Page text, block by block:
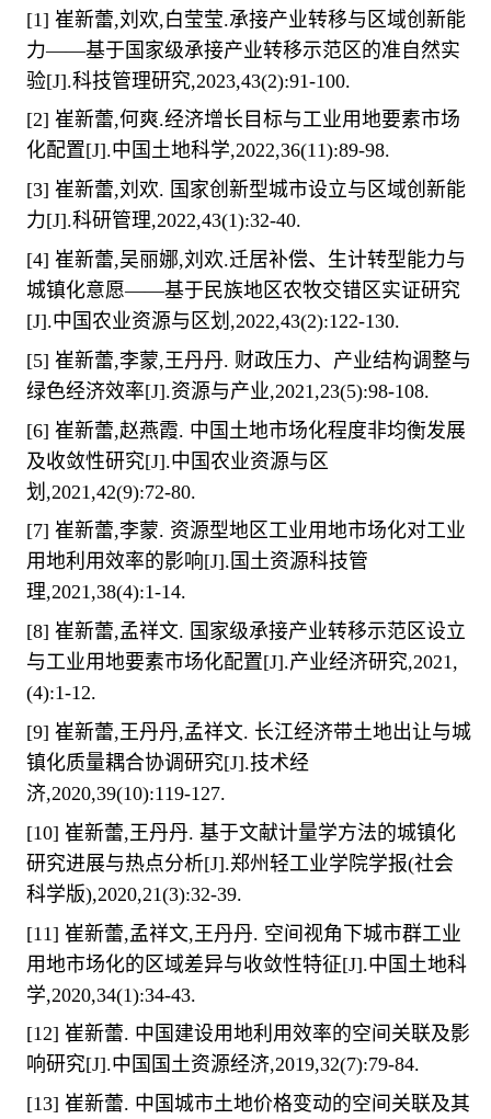
[1] 崔新蕾,刘欢, 白莹莹.承接产业转移与区域创新能
力——基于国家级承接产业转移示范区的准自然实
验[J].科技管理研究,2023,43(2):91-100.
[2] 崔新蕾,何爽.经济增长目标与工业用地要素市场
化配置[J].中国土地科学,2022,36(11):89-98.
[3] 崔新蕾,刘欢. 国家创新型城市设立与区域创新能
力[J].科研管理,2022,43(1):32-40.
[4] 崔新蕾,吴丽娜,刘欢.迁居补偿、生计转型能力与
城镇化意愿——基于民族地区农牧交错区实证研究
[J].中国农业资源与区划 ,2022,43(2):122-130.
[5] 崔新蕾,李蒙,王丹丹. 财政压力、产业结构调整与
绿色经济效率[J].资源与产业,2021,23(5):98-108.
[6] 崔新蕾,赵燕霞. 中国土地市场化程度非均衡发展
及收敛性研究[J].中国农业资源与区
划 ,2021,42(9):72-80.
[7] 崔新蕾,李蒙. 资源型地区工业用地市场化对工业
用地利用效率的影响[J]. 国土资源科技管
理,2021,38(4):1-14.
[8] 崔新蕾,孟祥文. 国家级承接产业转移示范区设立
与工业用地要素市场化配置[J].产业经济研究,2021,
(4):1-12.
[9] 崔新蕾,王丹丹,孟祥文. 长江经济带土地出让与城
镇化质量耦合协调研究[J].技术经
济,2020,39(10):119-127.
[10] 崔新蕾,王丹丹. 基于文献计量学方法的城镇化
研究进展与热点分析[J].郑州轻工业学院学报(社会
科学版),2020,21(3):32-39.
[11] 崔新蕾,孟祥文,王丹丹. 空间视角下城市群工业
用地市场化的区域差异与收敛性特征[J].中国土地科
学,2020,34(1):34-43.
[12] 崔新蕾. 中国建设用地利用效率的空间关联及影
响研究[J].中国国土资源经济,2019,32(7):79-84.
[13] 崔新蕾. 中国城市土地价格变动的空间关联及其